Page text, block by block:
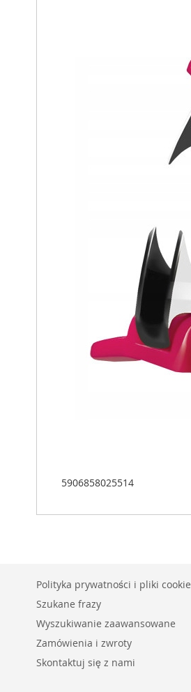
5906858025514
Polityka prywatności i pliki cookie
Szukane frazy
Wyszukiwanie zaawansowane
Zamówienia i zwroty
Skontaktuj się z nami